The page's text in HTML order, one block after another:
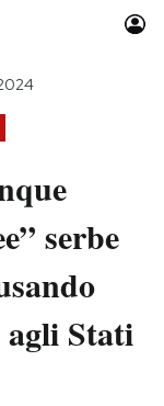
serbe
agli Stati